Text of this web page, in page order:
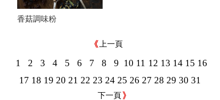
香菇調味粉
上一頁
1 2 3 4 5 6 7 8 9 10 11 12 13 14 15 16
17 18 19 20 21 22 23 24 25 26 27 28 29 30 31
下一頁